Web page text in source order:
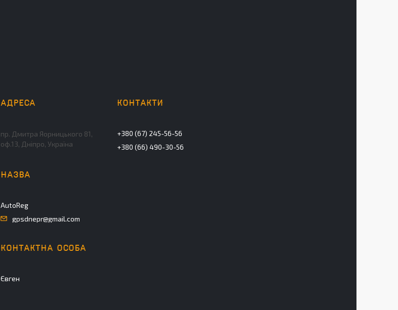
пр. Дмитра Яорницького 81,
оф.13, Дніпро, Україна
AutoReg
gpsdnepr@gmail.com
Євген
+380 (67) 245-56-56
+380 (66) 490-30-56